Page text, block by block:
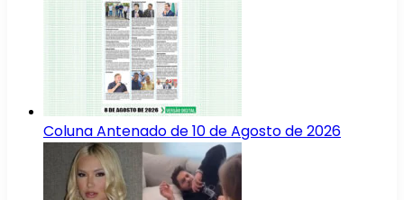
Coluna Antenado de 10 de Agosto de 2026